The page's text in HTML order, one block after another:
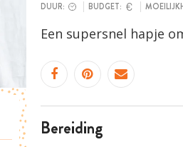
DUUR: BUDGET:
Een supersnel hapje
bereiding